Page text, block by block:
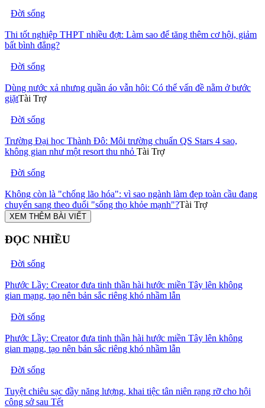
Đời sống
Thi tốt nghiệp THPT nhiều đợt: Làm sao để tăng thêm cơ hội, giảm
bất bình đẳng?
Đời sống
Dùng nước xả nhưng quần áo vẫn hôi: Có thể vấn đề nằm ở bước
giặtTài Trợ
Đời sống
Trường Đại học Thành Đô: Môi trường chuẩn QS Stars 4 sao,
không gian như một resort thu nhỏ Tài Trợ
Đời sống
Không còn là "chống lão hóa": vì sao ngành làm đẹp toàn cầu đang
chuyển sang theo đuổi "sống thọ khỏe mạnh"?Tài Trợ
XEM THÊM BÀI VIẾT
ĐỌC NHIỀU
Đời sống
Phước Lầy: Creator đưa tinh thần hài hước miền Tây lên không
gian mạng, tạo nên bản sắc riêng khó nhầm lẫn
Đời sống
Phước Lầy: Creator đưa tinh thần hài hước miền Tây lên không
gian mạng, tạo nên bản sắc riêng khó nhầm lẫn
Đời sống
Tuyệt chiêu sạc đầy năng lượng, khai tiệc tân niên rạng rỡ cho hội
công sở sau Tết